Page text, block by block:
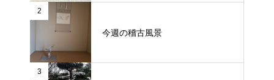
2
今週の稽古風景
3